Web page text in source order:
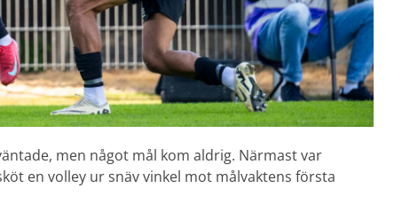
men något mål kom aldrig. Närmast var
en volley ur snäv vinkel mot målvaktens första